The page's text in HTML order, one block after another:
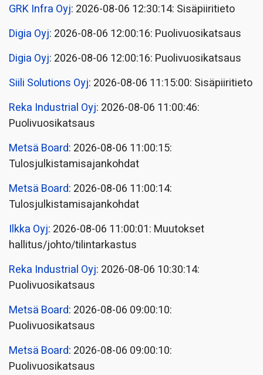
GRK Infra Oyj: 2026-08-06 12:30:14: Sisäpiiritieto
Digia Oyj: 2026-08-06 12:00:16: Puolivuosikatsaus
Digia Oyj: 2026-08-06 12:00:16: Puolivuosikatsaus
Siili Solutions Oyj: 2026-08-06 11:15:00: Sisäpiiritieto
Reka Industrial Oyj: 2026-08-06 11:00:46:
Puolivuosikatsaus
Metsä Board: 2026-08-06 11:00:15:
Tulosjulkistamisajankohdat
Metsä Board: 2026-08-06 11:00:14:
Tulosjulkistamisajankohdat
Ilkka Oyj: 2026-08-06 11:00:01: Muutokset
hallitus/johto/tilintarkastus
Reka Industrial Oyj: 2026-08-06 10:30:14:
Puolivuosikatsaus
Metsä Board: 2026-08-06 09:00:10:
Puolivuosikatsaus
Metsä Board: 2026-08-06 09:00:10:
Puolivuosikatsaus